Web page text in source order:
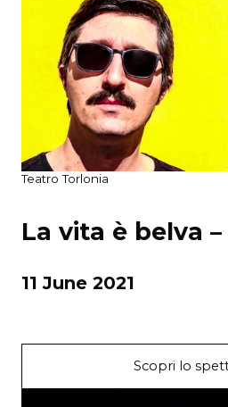
Teatro Torlonia
La vita è belva –
11 June 2021
Scopri lo